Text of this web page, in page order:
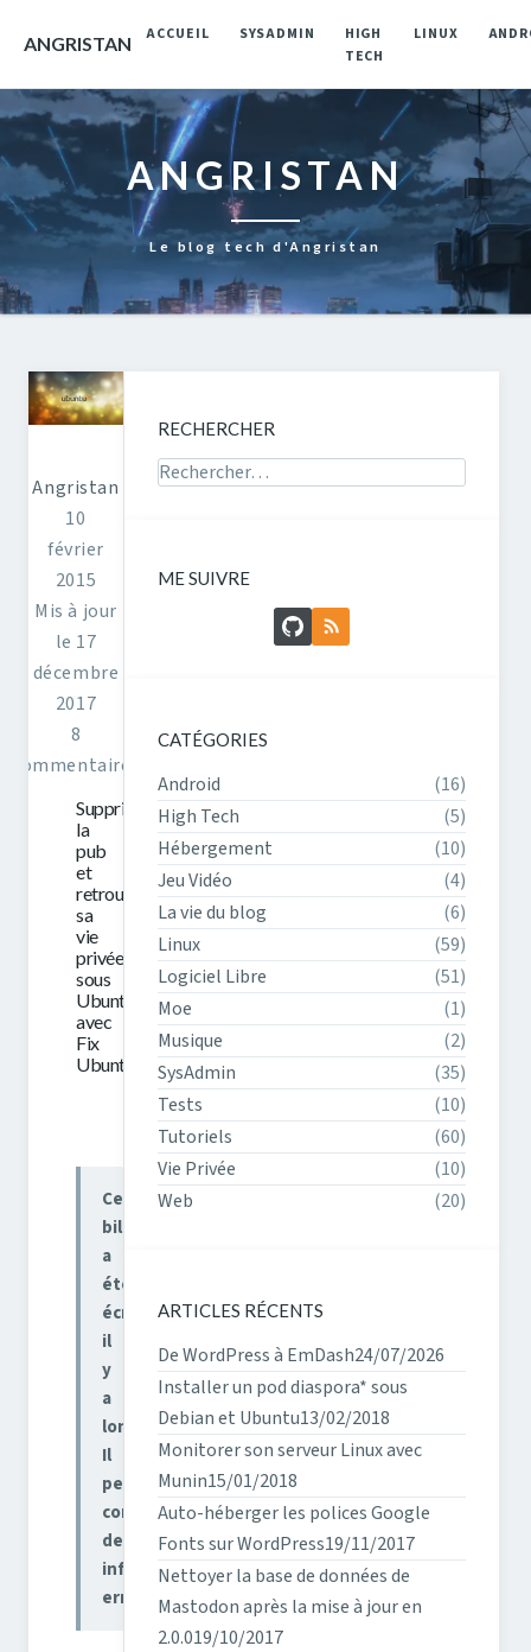
ANGRISTAN ACCUEIL SYSADMIN
HIGH
TECH
LINUX
ANGRISTAN
Le blog tech d'Angristan
Angristan
10
février
2015
Mis à jour
le 17
décembre
2017
8
commentaires
Supprimer
la
pub
et
retrouver
sa
vie
privée
sous
Ubuntu
avec
Fix
Ubuntu
Ce
billet
a
été
écrit
il
y
a
longtemps.
Il
peut
contenir
des
informations
erronées.
RECHERCHER
Rechercher sur le site
ME SUIVRE
GitHubFlux RSS
CATÉGORIES
Android
(16)
High Tech
(5)
Hébergement
(10)
Jeu Vidéo
(4)
La vie du blog
(6)
Linux
(59)
Logiciel Libre
(51)
Moe
(1)
Musique
(2)
SysAdmin
(35)
Tests
(10)
Tutoriels
(60)
Vie Privée
(10)
Web
(20)
ARTICLES RÉCENTS
De WordPress à EmDash24/07/2026
Installer un pod diaspora* sous
Debian et Ubuntu13/02/2018
Monitorer son serveur Linux avec
Munin15/01/2018
Auto-héberger les polices Google
Fonts sur WordPress19/11/2017
Nettoyer la base de données de
Mastodon après la mise à jour en
2.0.019/10/2017